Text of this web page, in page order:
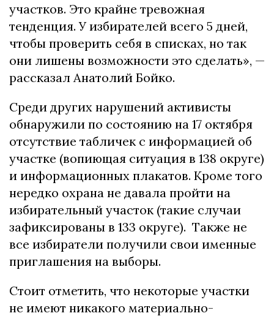
участков. Это крайне тревожная
тенденция. У избирателей всего 5 дней,
чтобы проверить себя в списках, но так
они лишены возможности это сделать», —
рассказал Анатолий Бойко.
Среди других нарушений активисты
обнаружили по состоянию на 17 октября
отсутствие табличек с информацией об
участке (вопиющая ситуация в 138 округе)
и информационных плакатов. Кроме того
нередко охрана не давала пройти на
избирательный участок (такие случаи
зафиксированы в 133 округе). Также не
все избиратели получили свои именные
приглашения на выборы.
Стоит отметить, что некоторые участки
не имеют никакого материально-